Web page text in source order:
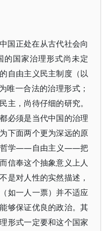
国正处在从古代社会向
国家治理形式尚未定
自由主义民主制度（以
唯一合法的治理形式；
主，尚待仔细的研究。
必须是当代中国的治理
下面两个更为深远的原
哲学——自由主义——把
信奉这个抽象意义上人
是对人性的实然描述，
如一人一票）并不适应
够保证优良的政治。其
形式一定要和这个国家